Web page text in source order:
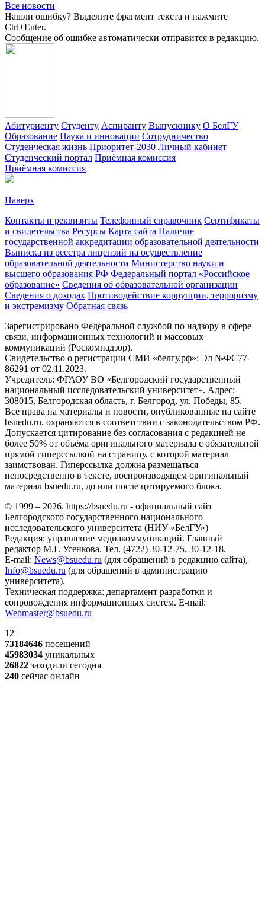
Все новости
Нашли ошибку? Выделите фрагмент текста и нажмите
Ctrl+Enter.
Сообщение об ошибке автоматически отправится в редакцию.
Абитуриенту Студенту Аспиранту Выпускнику О БелГУ
Образование Наука и инновации Сотрудничество
Студенческая жизнь Приоритет-2030 Личный кабинет
Студенческий портал Приёмная комиссия
Приёмная комиссия
Наверх
Контакты и реквизиты Телефонный справочник Сертификаты
и свидетельства Ресурсы Карта сайта Наличие
государственной аккредитации образовательной деятельности
Выписка из реестра лицензий на осуществление
образовательной деятельности Министерствo науки и
высшего образования РФ Федеральный портал «Российское
образование» Сведения об образовательной организации
Сведения о доходах Противодействие коррупции, терроризму
и экстремизму Обратная связь
Зарегистрировано Федеральной службой по надзору в сфере
связи, информационных технологий и массовых
коммуникаций (Роскомнадзор).
Свидетельство о регистрации СМИ «белгу.рф»: Эл №ФС77-
86291 от 02.11.2023.
Учредитель: ФГАОУ ВО «Белгородский государственный
национальный исследовательский университет». Адрес:
308015, Белгородская область, г. Белгород, ул. Победы, 85.
Все права на материалы и новости, опубликованные на сайте
bsuedu.ru, охраняются в соответствии с законодательством РФ.
Допускается цитирование без согласования с редакцией не
более 50% от объёма оригинального материала с обязательной
прямой гиперссылкой на страницу, с которой материал
заимствован. Гиперссылка должна размещаться
непосредственно в тексте, воспроизводящем оригинальный
материал bsuedu.ru, до или после цитируемого блока.
© 1999 – 2026. https://bsuedu.ru - официальный сайт
Белгородского государственного национального
исследовательского университета (НИУ «БелГУ»)
Редакция: управление медиакоммуникаций. Главный
редактор М.Г. Усенкова. Тел. (4722) 30-12-75, 30-12-18.
E-mail: News@bsuedu.ru (для обращений в редакцию сайта),
Info@bsuedu.ru (для обращений в администрацию
университета).
Техническая поддержка: департамент разработки и
сопровождения информационных систем. E-mail:
Webmaster@bsuedu.ru
12+
73184646 посещений
45983034 уникальных
26822 заходили сегодня
240 сейчас онлайн